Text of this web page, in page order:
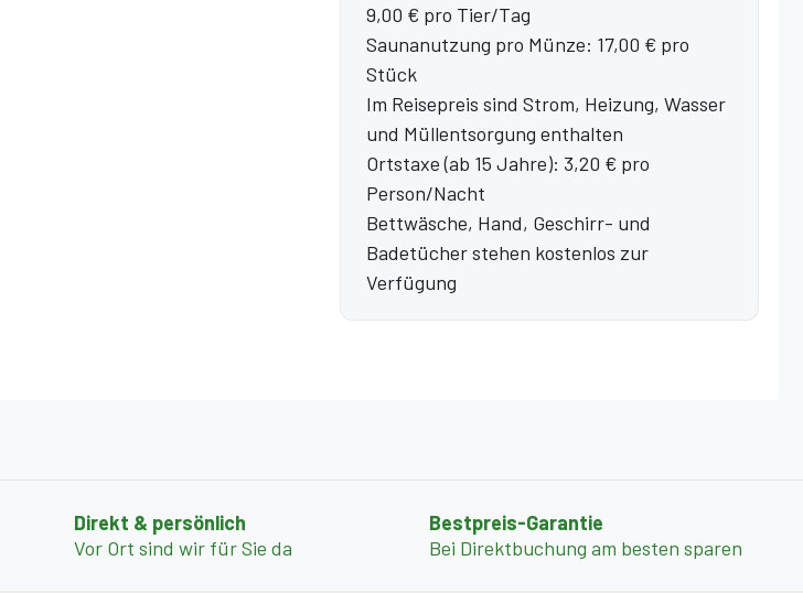
9,00 € pro Tier/Tag
Saunanutzung pro Münze: 17,00 € pro
Stück
Im Reisepreis sind Strom, Heizung, Wasser
und Müllentsorgung enthalten
Ortstaxe (ab 15 Jahre): 3,20 € pro
Person/Nacht
Bettwäsche, Hand, Geschirr- und
Badetücher stehen kostenlos zur
Verfügung
Direkt & persönlich
Vor Ort sind wir für Sie da
Bestpreis-Garantie
Bei Direktbuchung am besten sparen